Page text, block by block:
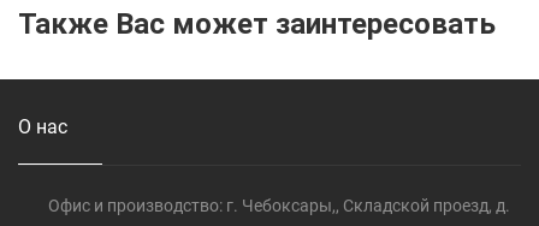
Также Вас может заинтересовать
О нас
Офис и производство: г. Чебоксары,, Складской проезд, д.